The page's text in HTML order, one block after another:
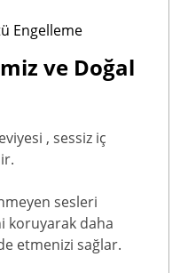
ve Doğal
, sessiz iç
sesleri
koruyarak daha
etmenizi sağlar.